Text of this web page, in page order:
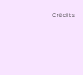
Crédits